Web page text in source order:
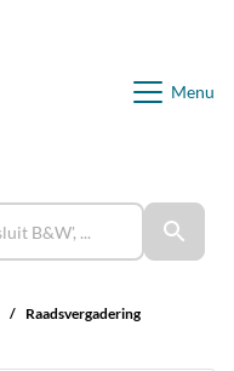
Menu
Raadsvergadering